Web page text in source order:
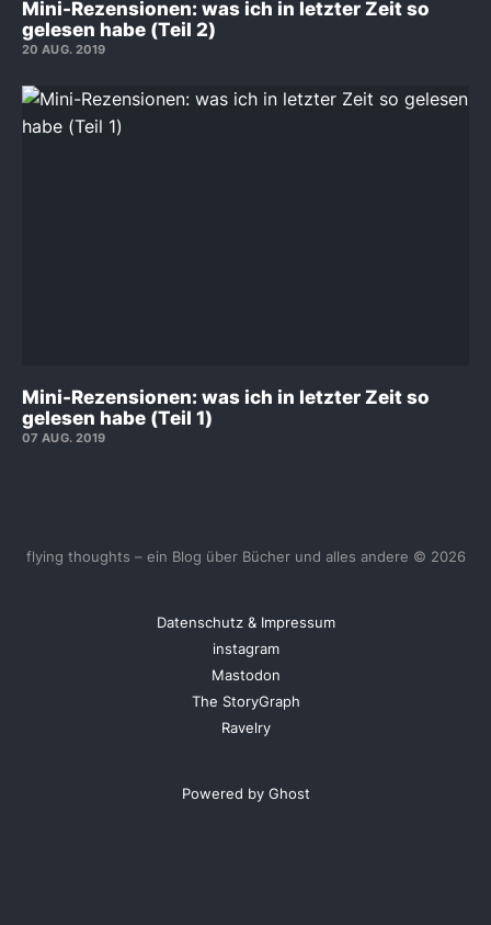
Mini-Rezensionen: was ich in letzter Zeit so
gelesen habe (Teil 2)
20 AUG. 2019
Mini-Rezensionen: was ich in letzter Zeit so
gelesen habe (Teil 1)
07 AUG. 2019
flying thoughts – ein Blog über Bücher und alles andere © 2026
Datenschutz & Impressum
instagram
Mastodon
The StoryGraph
Ravelry
Powered by Ghost